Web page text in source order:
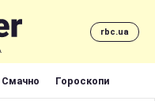
rbc.ua
Смачно Гороскопи